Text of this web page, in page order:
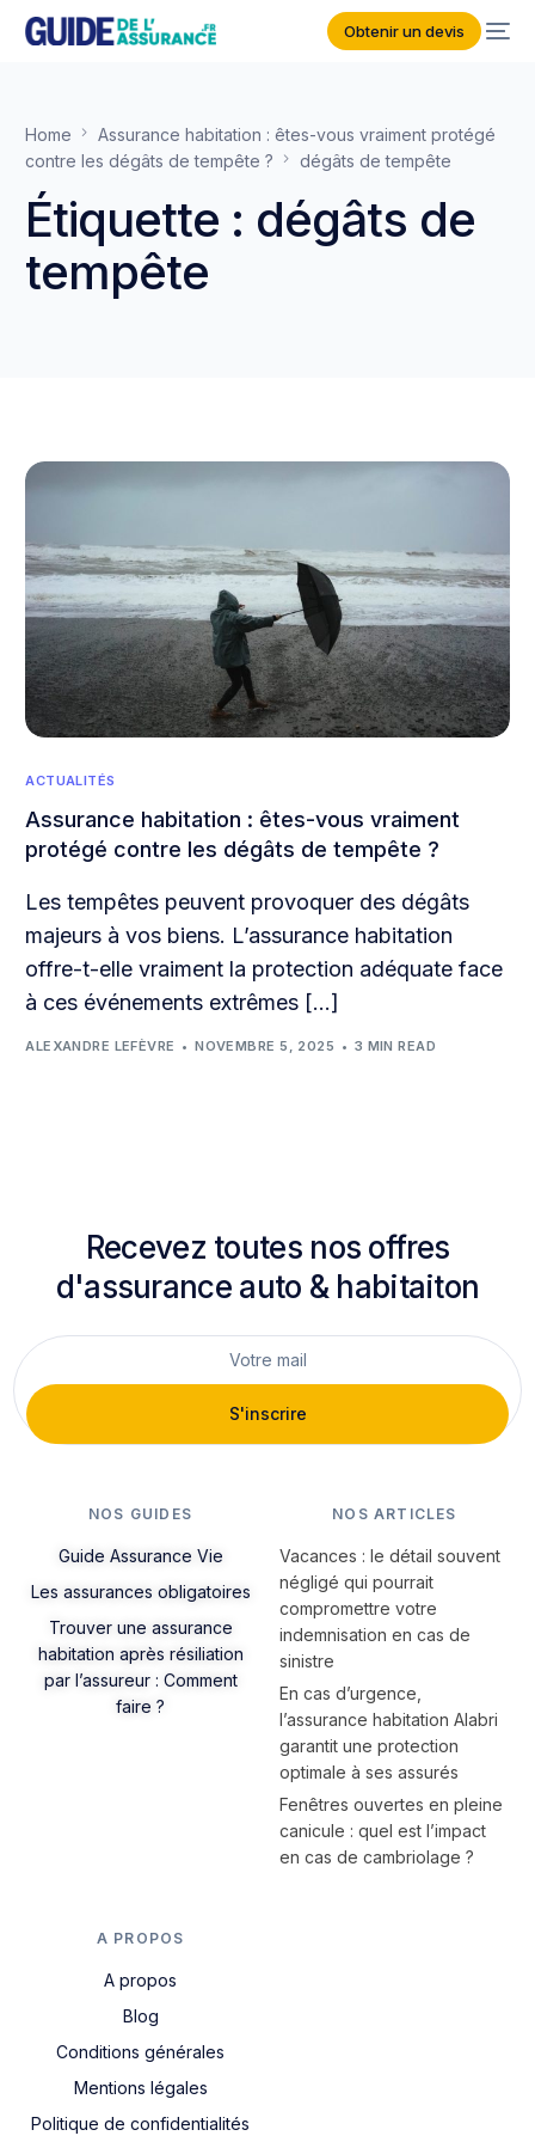
Obtenir un devis
Home
Assurance habitation : êtes-vous vraiment protégé
contre les dégâts de tempête ?
dégâts de tempête
Étiquette : dégâts de
tempête
ACTUALITÉS
Assurance habitation : êtes-vous vraiment
protégé contre les dégâts de tempête ?
Les tempêtes peuvent provoquer des dégâts
majeurs à vos biens. L’assurance habitation
offre-t-elle vraiment la protection adéquate face
à ces événements extrêmes […]
ALEXANDRE LEFÈVRE NOVEMBRE 5, 2025 3 MIN READ
Recevez toutes nos offres
d'assurance auto & habitaiton
S'inscrire
NOS GUIDES
Guide Assurance Vie
Les assurances obligatoires
Trouver une assurance
habitation après résiliation
par l’assureur : Comment
faire ?
NOS ARTICLES
Vacances : le détail souvent
négligé qui pourrait
compromettre votre
indemnisation en cas de
sinistre
En cas d’urgence,
l’assurance habitation Alabri
garantit une protection
optimale à ses assurés
Fenêtres ouvertes en pleine
canicule : quel est l’impact
en cas de cambriolage ?
A PROPOS
A propos
Blog
Conditions générales
Mentions légales
Politique de confidentialités